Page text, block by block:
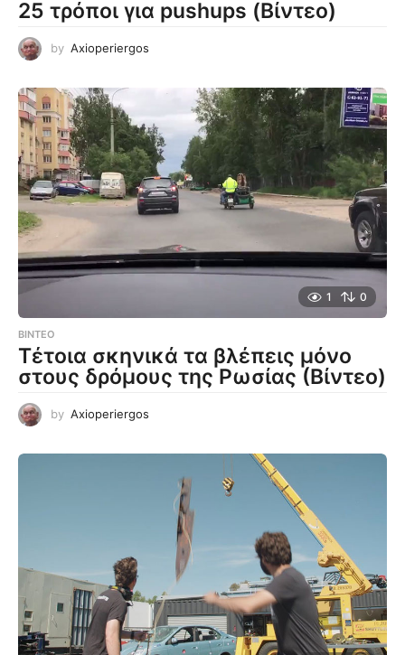
25 τρόποι για pushups (Βίντεο)
by Axioperiergos
1 0
ΒΊΝΤΕΟ
Τέτοια σκηνικά τα βλέπεις μόνο
στους δρόμους της Ρωσίας (Βίντεο)
by Axioperiergos